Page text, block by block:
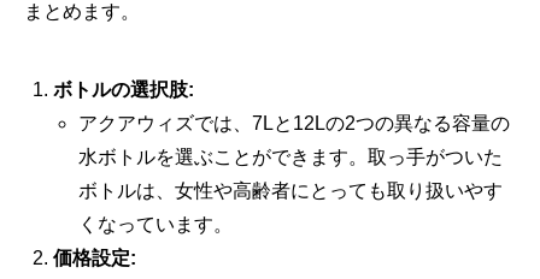
まとめます。
ボトルの選択肢:
アクアウィズでは、7Lと12Lの2つの異なる容量の
水ボトルを選ぶことができます。取っ手がついた
ボトルは、女性や高齢者にとっても取り扱いやす
くなっています。
価格設定: